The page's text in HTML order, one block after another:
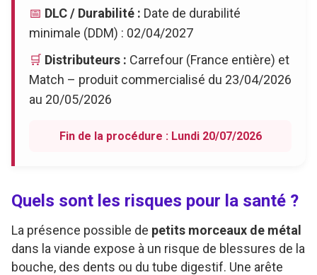
📅 DLC / Durabilité : Date de durabilité
minimale (DDM) : 02/04/2027
🛒 Distributeurs : Carrefour (France entière) et
Match – produit commercialisé du 23/04/2026
au 20/05/2026
Fin de la procédure : Lundi 20/07/2026
Quels sont les risques pour la santé ?
La présence possible de petits morceaux de métal
dans la viande expose à un risque de blessures de la
bouche, des dents ou du tube digestif. Une arête